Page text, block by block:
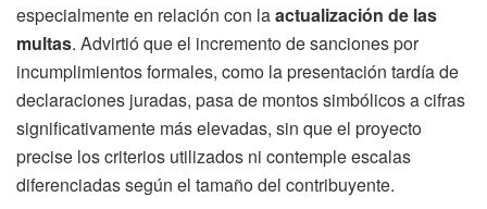
especialmente en relación con laactualización de las
multas. Advirtió que el incremento de sanciones por
incumplimientos formales, como la presentación tardía de
declaraciones juradas, pasa de montos simbólicos a cifras
significativamente más elevadas, sin que el proyecto
precise los criterios utilizados ni contemple escalas
diferenciadas según el tamaño del contribuyente.